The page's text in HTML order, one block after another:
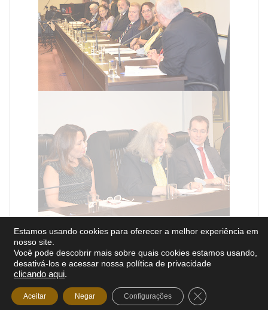
Estamos usando cookies para oferecer a melhor experiência em
nosso site.
Você pode descobrir mais sobre quais cookies estamos usando,
desativá-los e acessar nossa política de privacidade
clicando aqui.
Aceitar Negar Configurações Close GDPR